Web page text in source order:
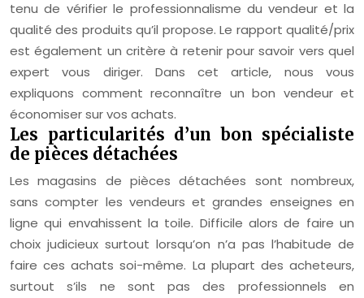
tenu de vérifier le professionnalisme du vendeur et la
qualité des produits qu’il propose. Le rapport qualité/prix
est également un critère à retenir pour savoir vers quel
expert vous diriger. Dans cet article, nous vous
expliquons comment reconnaître un bon vendeur et
économiser sur vos achats.
Les particularités d’un bon spécialiste
de pièces détachées
Les magasins de pièces détachées sont nombreux,
sans compter les vendeurs et grandes enseignes en
ligne qui envahissent la toile. Difficile alors de faire un
choix judicieux surtout lorsqu’on n’a pas l’habitude de
faire ces achats soi-même. La plupart des acheteurs,
surtout s’ils ne sont pas des professionnels en